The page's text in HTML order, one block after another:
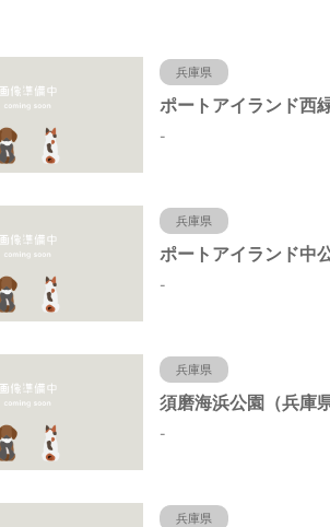
兵庫県
-
兵庫県
-
兵庫県
-
兵庫県